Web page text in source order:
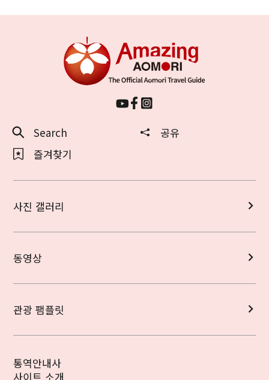
Search
공유
즐겨찾기
사진 갤러리
동영상
관광 팸플릿
통역안내사
사이트 소개